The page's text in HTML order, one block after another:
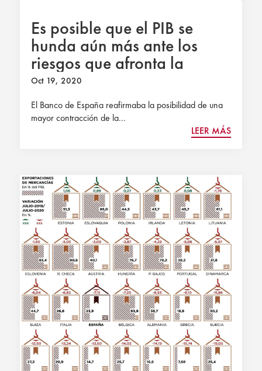
Es posible que el PIB se
hunda aún más ante los
riesgos que afronta la
economía
Oct 19, 2020
El Banco de España reafirmaba la posibilidad de una
mayor contracción de la...
LEER MÁS